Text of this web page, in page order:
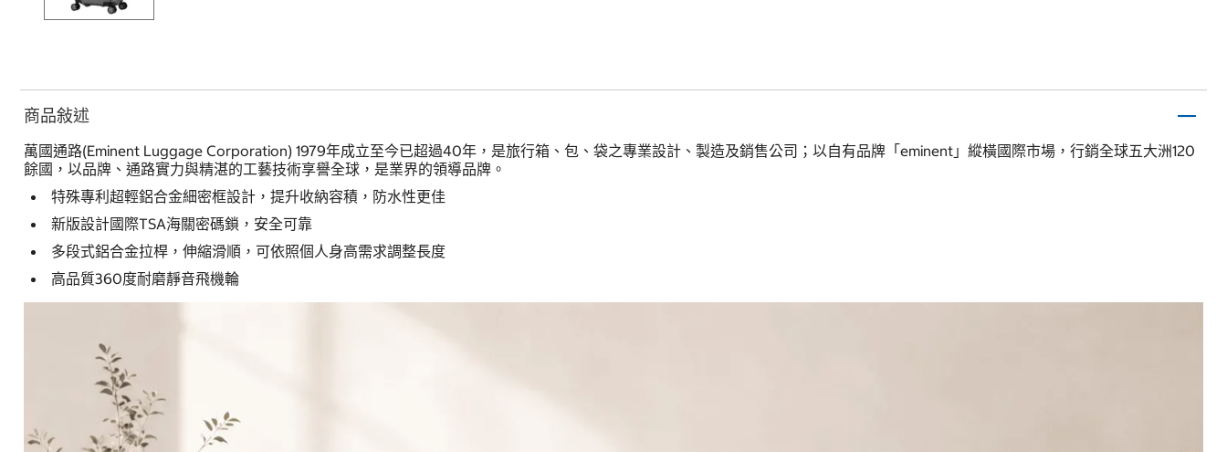
商品敍述
萬國通路(Eminent Luggage Corporation) 1979年成立至今已超過40年，是旅行箱、包、袋之專業設計、製造及銷售公司；以自有品牌「eminent」縱橫國際市場，行銷全球五大洲120
餘國，以品牌、通路實力與精湛的工藝技術享譽全球，是業界的領導品牌。
特殊專利超輕鋁合金細密框設計，提升收納容積，防水性更佳
新版設計國際TSA海關密碼鎖，安全可靠
多段式鋁合金拉桿，伸縮滑順，可依照個人身高需求調整長度
高品質360度耐磨靜音飛機輪